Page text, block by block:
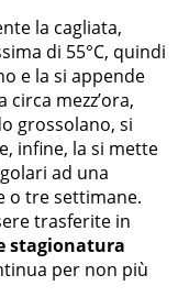
la cagliata,
di 55°C, quindi
e la si appende
mezz’ora,
grossolano, si
infine, la si mette
ad una
o tre settimane.
trasferite in
stagionatura
per non più